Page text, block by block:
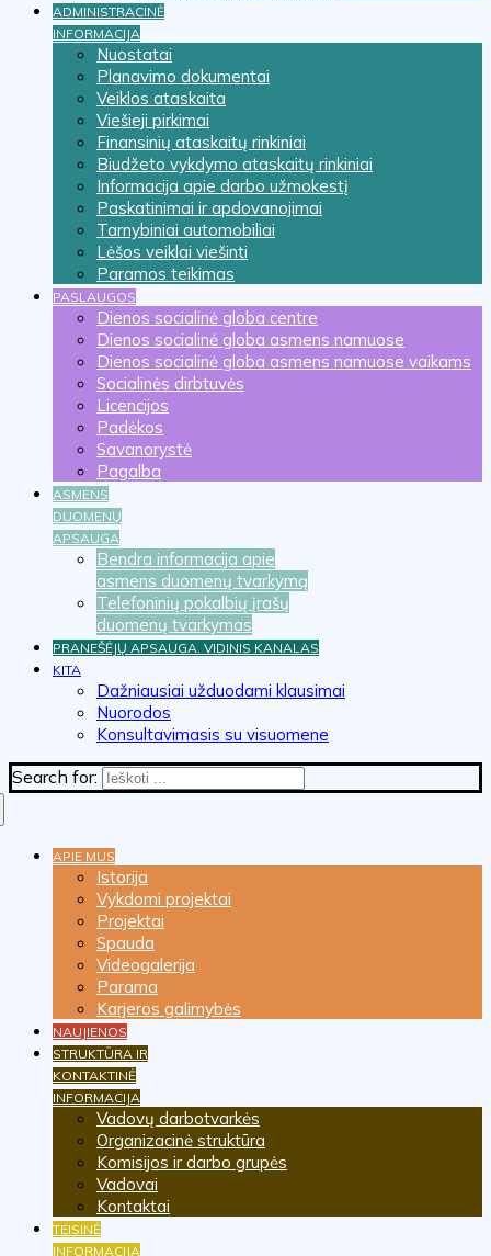
ADMINISTRACINĖ
INFORMACIJA
Nuostatai
Planavimo dokumentai
Veiklos ataskaita
Viešieji pirkimai
Finansinių ataskaitų rinkiniai
Biudžeto vykdymo ataskaitų rinkiniai
Informacija apie darbo užmokestį
Paskatinimai ir apdovanojimai
Tarnybiniai automobiliai
Lėšos veiklai viešinti
Paramos teikimas
PASLAUGOS
Dienos socialinė globa centre
Dienos socialinė globa asmens namuose
Dienos socialinė globa asmens namuose vaikams
Socialinės dirbtuvės
Licencijos
Padėkos
Savanorystė
Pagalba
ASMENS
DUOMENŲ
APSAUGA
Bendra informacija apie
asmens duomenų tvarkymą
Telefoninių pokalbių įrašų
duomenų tvarkymas
PRANEŠĖJŲ APSAUGA. VIDINIS KANALAS
KITA
Dažniausiai užduodami klausimai
Nuorodos
Konsultavimasis su visuomene
Search for:
APIE MUS
Istorija
Vykdomi projektai
Projektai
Spauda
Videogalerija
Parama
Karjeros galimybės
NAUJIENOS
STRUKTŪRA IR
KONTAKTINĖ
INFORMACIJA
Vadovų darbotvarkės
Organizacinė struktūra
Komisijos ir darbo grupės
Vadovai
Kontaktai
TEISINĖ
INFORMACIJA